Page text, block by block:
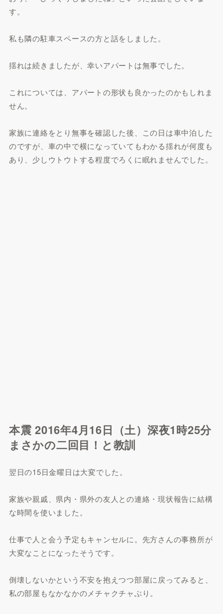
す。
私も隣の駐車スペースの方と話をしました。
揺れは続きましたが、幸いアパートは無事でした。
これについては、アパートの形状も良かったのかもしれま
せん。
家族に連絡をとり無事を確認した後、この日は車中泊した
のですが、車の中で横になっていてもわかる揺れが何度も
あり、少しウトウトする程度でろくに眠れませんでした。
本震 2016年4月16日（土）深夜1時25分
まさかの二回目！と教訓
翌日の15日金曜日は大変でした。
家族や親戚、県内・県外の友人との連絡・現状報告に結構
な時間を使いました。
仕事で人と会う予定もキャンセルに。先方さんの事務所が
大変なことになったそうです。
倒壊しないかという不安を抱えつつ部屋に戻ってみると、
私の部屋もなかなかのメチャクチャぶり。